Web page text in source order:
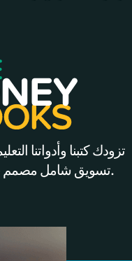
تزودك كتبنا وأدواتنا
تسويق شامل مصمم حول التعليم المالي.